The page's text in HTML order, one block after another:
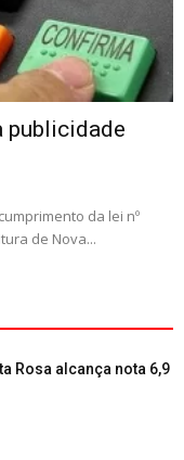
publicidade
da lei nº
de Nova...
Rosa alcança nota 6,9